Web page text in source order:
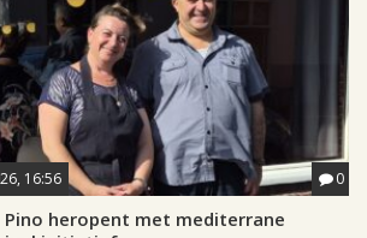
16:56 0
heropent met mediterrane